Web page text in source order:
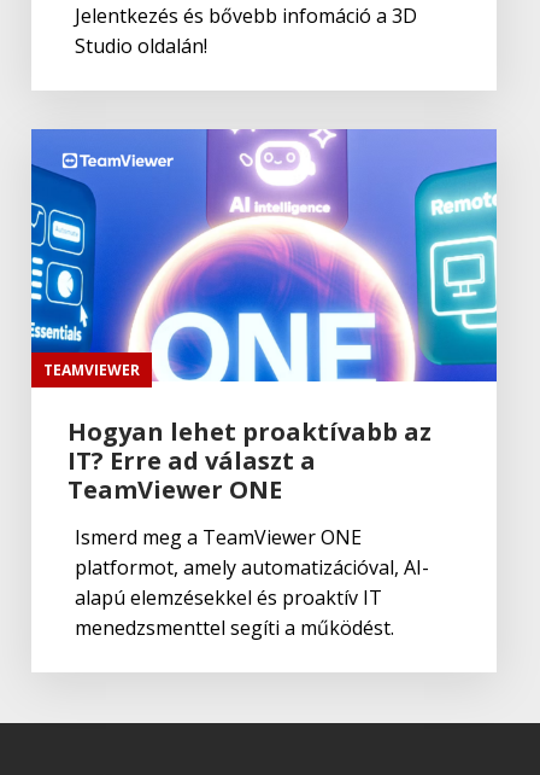
Jelentkezés és bővebb infomáció a 3D
Studio oldalán!
TEAMVIEWER
Hogyan lehet proaktívabb az
IT? Erre ad választ a
TeamViewer ONE
Ismerd meg a TeamViewer ONE
platformot, amely automatizációval, AI-
alapú elemzésekkel és proaktív IT
menedzsmenttel segíti a működést.